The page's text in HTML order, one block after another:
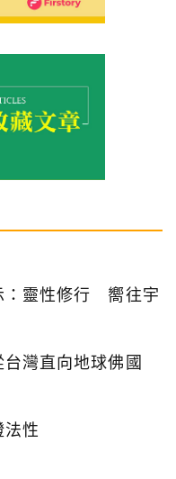
：靈性修行 嚮往宇
灣直向地球佛國
性